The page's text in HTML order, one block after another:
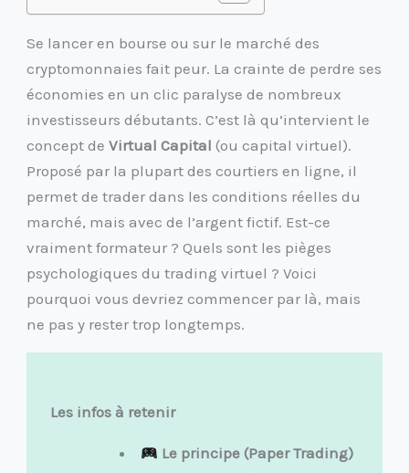
Se lancer en bourse ou sur le marché des
cryptomonnaies fait peur. La crainte de perdre ses
économies en un clic paralyse de nombreux
investisseurs débutants. C’est là qu’intervient le
concept deVirtual Capital (ou capital virtuel).
Proposé par la plupart des courtiers en ligne, il
permet de trader dans les conditions réelles du
marché, mais avec de l’argent fictif. Est-ce
vraiment formateur ? Quels sont les pièges
psychologiques du trading virtuel ? Voici
pourquoi vous devriez commencer par là, mais
ne pas y rester trop longtemps.
Les infos à retenir
Le principe (Paper Trading)